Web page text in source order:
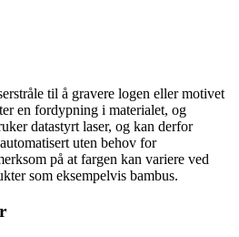
til å gravere logen eller motivet
en fordypning i materialet, og
datastyrt laser, og kan derfor
uten behov for
på at fargen kan variere ved
som eksempelvis bambus.